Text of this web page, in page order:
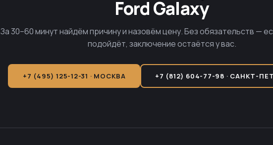
Ford Galaxy
За 30–60 минут найдём причину и назовём цену. Без обязательств —
подойдёт, заключение остаётся у вас.
+7 (495) 125-12-31 · МОСКВА +7 (812) 604-77-98 · САНКТ-